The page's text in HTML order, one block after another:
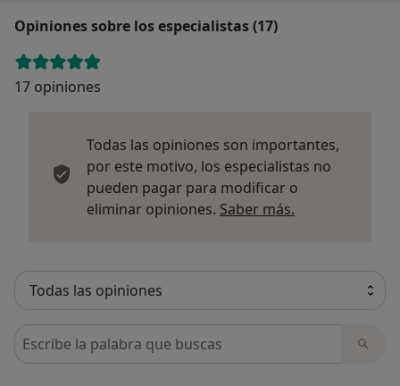
Opiniones sobre los especialistas (17)
17 opiniones
Todas las opiniones son importantes,
por este motivo, los especialistas no
pueden pagar para modificar o
eliminar opiniones. Saber más.
Busca en opiniones